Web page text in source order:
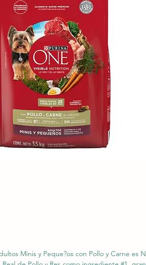
Minis y Peque?os con Pollo y Carne